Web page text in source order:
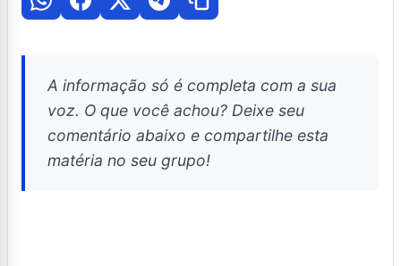
A informação só é completa com a sua
voz. O que você achou? Deixe seu
comentário abaixo e compartilhe esta
matéria no seu grupo!